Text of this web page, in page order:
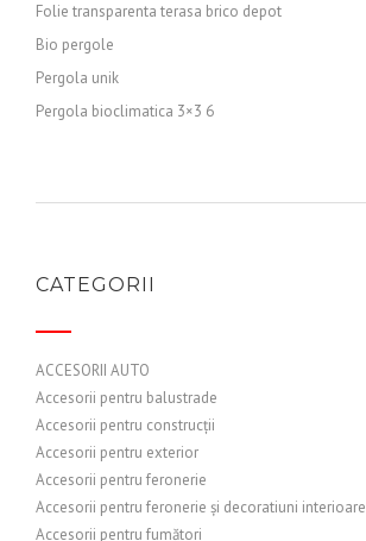
Folie transparenta terasa brico depot
Bio pergole
Pergola unik
Pergola bioclimatica 3×3 6
CATEGORII
ACCESORII AUTO
Accesorii pentru balustrade
Accesorii pentru construcții
Accesorii pentru exterior
Accesorii pentru feronerie
Accesorii pentru feronerie și decoratiuni interioare
Accesorii pentru fumători